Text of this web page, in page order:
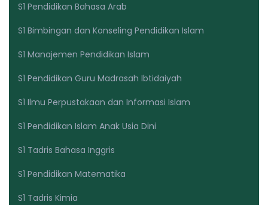
S1 Pendidikan Bahasa Arab
S1 Bimbingan dan Konseling Pendidikan Islam
S1 Manajemen Pendidikan Islam
S1 Pendidikan Guru Madrasah Ibtidaiyah
S1 Ilmu Perpustakaan dan Informasi Islam
S1 Pendidikan Islam Anak Usia Dini
S1 Tadris Bahasa Inggris
S1 Pendidikan Matematika
S1 Tadris Kimia